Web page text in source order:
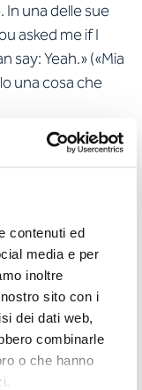
contenuti ed
media e per
inoltre
sito con i
dei dati web,
combinarle
o che hanno
In una delle sue
asked me if I
say: Yeah.» («Mia
una cosa che
dichiarazioni
come «sei
è (anche)
strozza! E
caricate